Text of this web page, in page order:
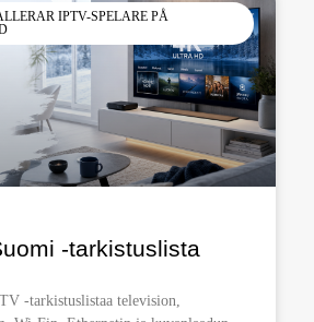
IPTV-SPELARE PÅ
-tarkistuslista
-tarkistuslistaa television,